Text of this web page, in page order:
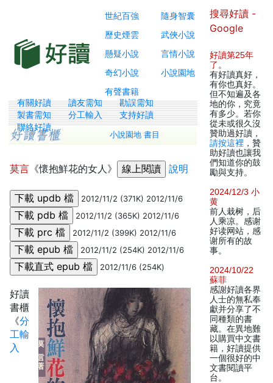
世紀百強
隨身智囊
歷史煙雲
武俠小說
懸疑小說
言情小說
奇幻小說
小說園地
有聲書籍
有關好讀 讀友需知
勘誤需知
製書需知
分工輸入
支持好讀
聯絡好讀
小說園地 書目
莫言 《懷抱鮮花的女人》 說明
2012/11/2 (371K) 2012/11/6
2012/11/2 (365K) 2012/11/6
2012/11/2 (399K) 2012/11/6
2012/11/2 (254K) 2012/11/6
2012/11/6 (254K)
好讀
書櫃
《分
工輸
入
搜尋好讀 -
Google
好讀第25年
了 。
有好讀真好，
有你也真好。
但不知遍及各
地的你，究竟
有多少。若你
從未或很久沒
贊助過好讀，
請按這裡 ，贊
助好讀也讓我
們知道你的鼓
勵與支持。
2024/12/3 小
黄
前人栽树，后
人乘凉。感谢
好读网站，感
谢所有的故
事。
2024/10/22
蘇菲
感謝好讀各界
人士的無私奉
獻并分享了不
同種類的書
藏。在異地難
以購買中文書
籍，好讀提供
一個很好的中
文書閱讀平
台。